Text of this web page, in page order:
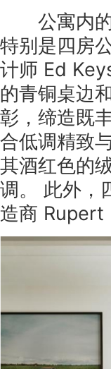
公寓内的
特别是四房
计师 Ed
的青铜桌边
彰，缔造既
合低调精致
其酒红色的
调。 此外，
造商 Rupert